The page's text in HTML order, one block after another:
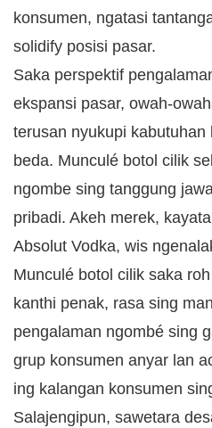
konsumen, ngatasi
solidify posisi pasar.
Saka perspektif
ekspansi pasar, owah-
terusan nyukupi
beda. Munculé botol cilik
ngombe sing tanggung
pribadi. Akeh merek,
Absolut Vodka, wis
Munculé botol cilik saka
kanthi penak, rasa sing
pengalaman ngombé sing
grup konsumen anyar lan
ing kalangan konsumen
Salajengipun, sawetara